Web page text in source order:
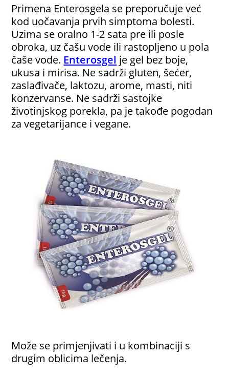
Primena Enterosgela se preporučuje već
kod uočavanja prvih simptoma bolesti.
Uzima se oralno 1-2 sata pre ili posle
obroka, uz čašu vode ili rastopljeno u pola
čaše vode. Enterosgel je gel bez boje,
ukusa i mirisa. Ne sadrži gluten, šećer,
zaslađivače, laktozu, arome, masti, niti
konzervanse. Ne sadrži sastojke
životinjskog porekla, pa je takođe pogodan
za vegetarijance i vegane.
Može se primjenjivati i u kombinaciji s
drugim oblicima lečenja.